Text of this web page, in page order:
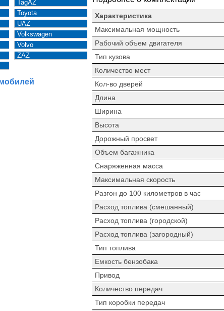
TagAZ
Toyota
UAZ
Volkswagen
Volvo
ZAZ
Характеристика
Максимальная мощность
Рабочий объем двигателя
Тип кузова
Количество мест
Кол-во дверей
Длина
Ширина
Высота
Дорожный просвет
Объем багажника
Снаряженная масса
Максимальная скорость
Разгон до 100 километров в час
Расход топлива (смешанный)
Расход топлива (городской)
Расход топлива (загородный)
Тип топлива
Емкость бензобака
Привод
Количество передач
Тип коробки передач